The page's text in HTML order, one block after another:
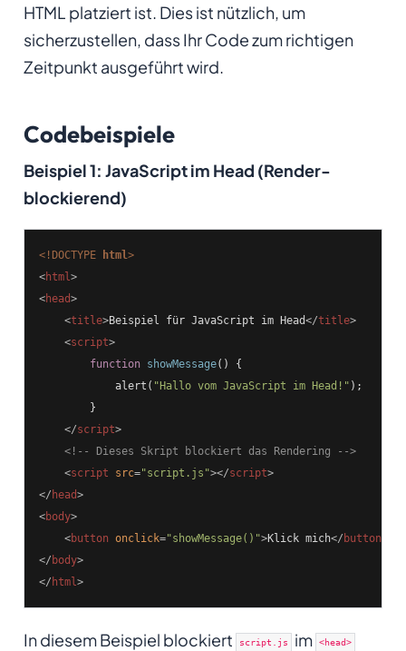
HTML platziert ist. Dies ist nützlich, um
sicherzustellen, dass Ihr Code zum richtigen
Zeitpunkt ausgeführt wird.
Codebeispiele
Beispiel 1: JavaScript im Head (Render-
blockierend)
<!DOCTYPE html>
<html>
<head>
<title>Beispiel für JavaScript im Head</title>
<script>
function
showMessage()
{
            alert(
"Hallo vom JavaScript im Head!" );
        }
</script>
<!-- Dieses Skript blockiert das Rendering -->
<script src="script.js"></script>
</ head>
<body>
<button onclick="showMessage()">Klick mich</ button
</ body>
</ html>
In diesem Beispiel blockiert script.js im <head>